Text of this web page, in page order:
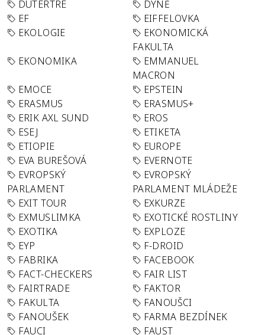
DUTERTRE
DÝNĚ
EF
EIFFELOVKA
EKOLOGIE
EKONOMICKÁ
FAKULTA
EKONOMIKA
EMMANUEL
MACRON
EMOCE
EPSTEIN
ERASMUS
ERASMUS+
ERIK AXL SUND
EROS
ESEJ
ETIKETA
ETIOPIE
EUROPE
EVA BUREŠOVÁ
EVERNOTE
EVROPSKÝ
PARLAMENT
EVROPSKÝ
PARLAMENT MLÁDEŽE
EXIT TOUR
EXKURZE
EXMUSLIMKA
EXOTICKÉ ROSTLINY
EXOTIKA
EXPLOZE
EYP
F-DROID
FABRIKA
FACEBOOK
FACT-CHECKERS
FAIR LIST
FAIRTRADE
FAKTOR
FAKULTA
FANOUŠCI
FANOUŠEK
FARMA BEZDÍNEK
FAUCI
FAUST